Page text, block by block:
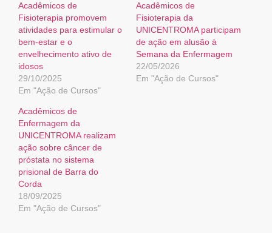
Acadêmicos de
Fisioterapia promovem
atividades para estimular o
bem-estar e o
envelhecimento ativo de
idosos
29/10/2025
Em "Ação de Cursos"
Acadêmicos de
Fisioterapia da
UNICENTROMA participam
de ação em alusão à
Semana da Enfermagem
22/05/2026
Em "Ação de Cursos"
Acadêmicos de
Enfermagem da
UNICENTROMA realizam
ação sobre câncer de
próstata no sistema
prisional de Barra do
Corda
18/09/2025
Em "Ação de Cursos"